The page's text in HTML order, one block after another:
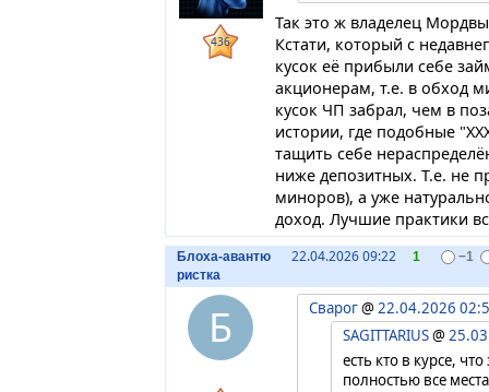
436
Так это ж владелец
Кстати, который с
кусок её прибыли себе
акционерам, т.е. в обход
кусок ЧП забрал, чем в
истории, где подобные
тащить себе
ниже депозитных. Т.е. не
миноров), а уже
доход. Лучшие практики
Блоха-авантю
ристка
22.04.2026 09:22 1 −1
Б Сварог@ 22.04.2026
SAGITTARIUS@
есть кто в курсе,
полностью все